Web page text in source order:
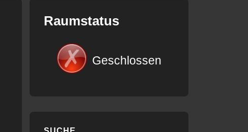
Raumstatus
Geschlossen